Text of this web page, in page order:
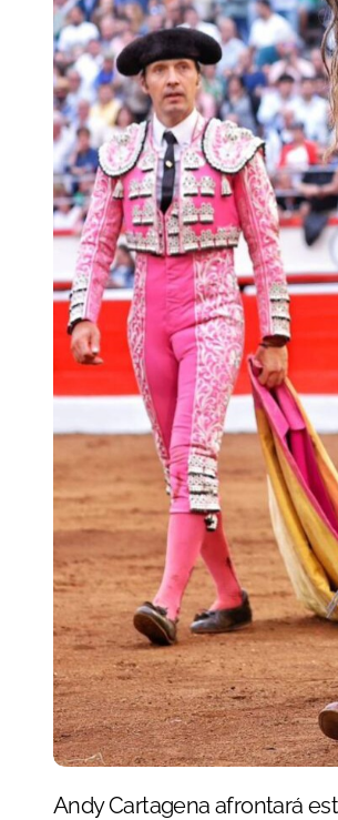
Andy Cartagena afrontará este San Fermín una de las citas más especiales de su carrera. El